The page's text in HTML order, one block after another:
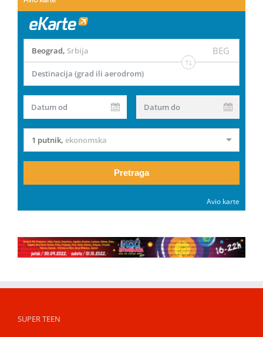
Beograd, Srbija BEG
Destinacija (grad ili aerodrom)
Datum od Datum do
1 putnik, ekonomska
Pretraga
Avio karte
SUPER TEEN